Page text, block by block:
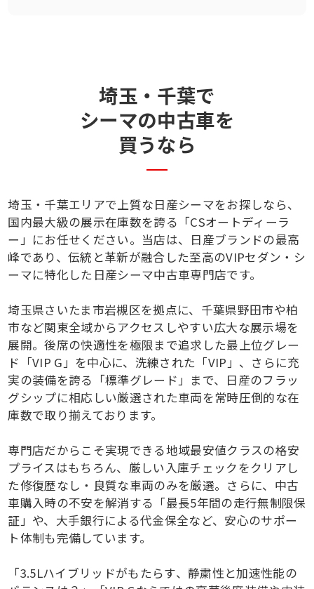
埼玉・千葉で
シーマの中古車を
買うなら
埼玉・千葉エリアで上質な日産シーマをお探しなら、
国内最大級の展示在庫数を誇る「CSオートディーラ
ー」にお任せください。当店は、日産ブランドの最高
峰であり、伝統と革新が融合した至高のVIPセダン・シ
ーマに特化した日産シーマ中古車専門店です。
埼玉県さいたま市岩槻区を拠点に、千葉県野田市や柏
市など関東全域からアクセスしやすい広大な展示場を
展開。後席の快適性を極限まで追求した最上位グレー
ド「VIP G」を中心に、洗練された「VIP」、さらに充
実の装備を誇る「標準グレード」まで、日産のフラッ
グシップに相応しい厳選された車両を常時圧倒的な在
庫数で取り揃えております。
専門店だからこそ実現できる地域最安値クラスの格安
プライスはもちろん、厳しい入庫チェックをクリアし
た修復歴なし・良質な車両のみを厳選。さらに、中古
車購入時の不安を解消する「最長5年間の走行無制限保
証」や、大手銀行による代金保全など、安心のサポー
ト体制も完備しています。
「3.5Lハイブリッドがもたらす、静粛性と加速性能の